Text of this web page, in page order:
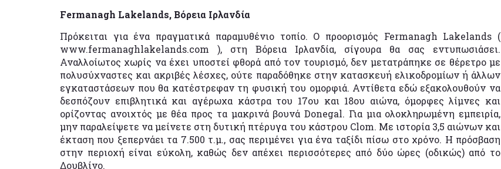
Fermanagh Lakelands, Βόρεια Ιρλανδία
Πρόκειται για ένα πραγματικά παραμυθένιο τοπίο. Ο προορισμός Fermanagh Lakelands (
www.fermanaghlakelands.com ), στη Βόρεια Ιρλανδία, σίγουρα θα σας εντυπωσιάσει.
Αναλλοίωτος χωρίς να έχει υποστεί φθορά από τον τουρισμό, δεν μετατράπηκε σε θέρετρο με
πολυσύχναστες και ακριβές λέσχες, ούτε παραδόθηκε στην κατασκευή ελικοδρομίων ή άλλων
εγκαταστάσεων που θα κατέστρεφαν τη φυσική του ομορφιά. Αντίθετα εδώ εξακολουθούν να
δεσπόζουν επιβλητικά και αγέρωχα κάστρα του 17ου και 18ου αιώνα, όμορφες λίμνες και
ορίζοντας ανοιχτός με θέα προς τα μακρινά βουνά Donegal. Για μια ολοκληρωμένη εμπειρία,
μην παραλείψετε να μείνετε στη δυτική πτέρυγα του κάστρου Clom. Με ιστορία 3,5 αιώνων και
έκταση που ξεπερνάει τα 7.500 τ.μ., σας περιμένει για ένα ταξίδι πίσω στο χρόνο. Η πρόσβαση
στην περιοχή είναι εύκολη, καθώς δεν απέχει περισσότερες από δύο ώρες (οδικώς) από το
Δουβλίνο.